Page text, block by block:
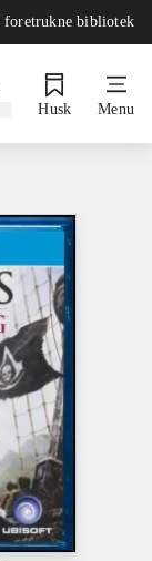
foretrukne bibliotek
Husk Menu